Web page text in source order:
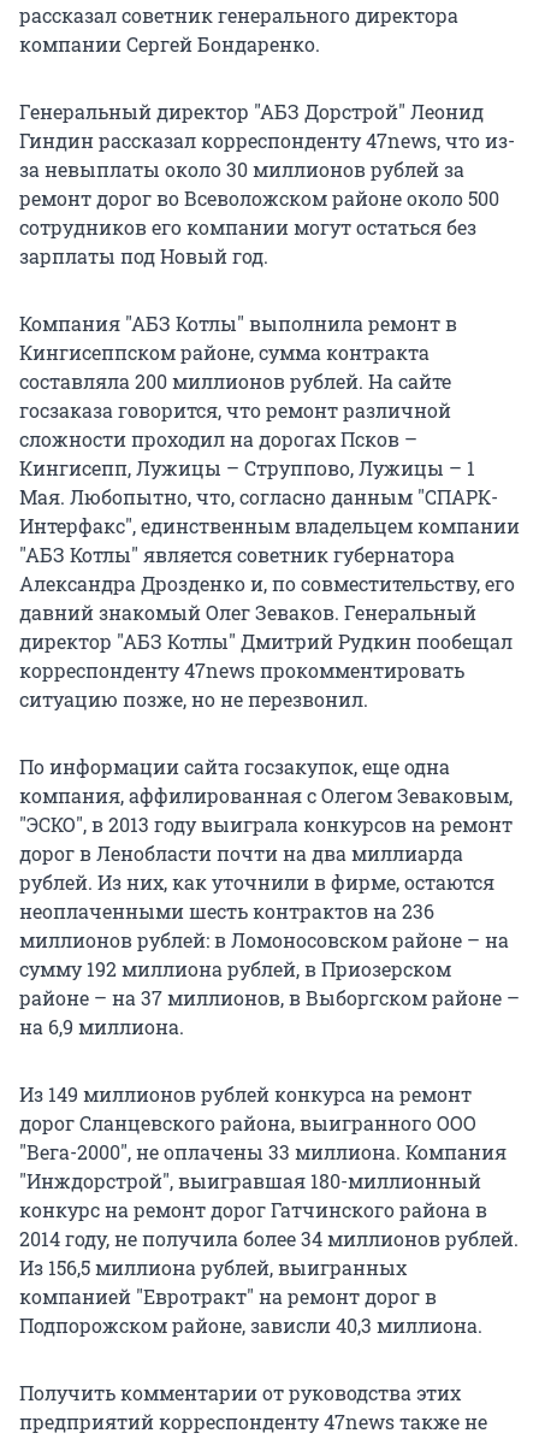
рассказал советник генерального директора
компании Сергей Бондаренко.
Генеральный директор "АБЗ Дорстрой" Леонид
Гиндин рассказал корреспонденту 47news, что из-
за невыплаты около 30 миллионов рублей за
ремонт дорог во Всеволожском районе около 500
сотрудников его компании могут остаться без
зарплаты под Новый год.
Компания "АБЗ Котлы" выполнила ремонт в
Кингисеппском районе, сумма контракта
составляла 200 миллионов рублей. На сайте
госзаказа говорится, что ремонт различной
сложности проходил на дорогах Псков –
Кингисепп, Лужицы – Струппово, Лужицы – 1
Мая. Любопытно, что, согласно данным "СПАРК-
Интерфакс", единственным владельцем компании
"АБЗ Котлы" является советник губернатора
Александра Дрозденко и, по совместительству, его
давний знакомый Олег Зеваков. Генеральный
директор "АБЗ Котлы" Дмитрий Рудкин пообещал
корреспонденту 47news прокомментировать
ситуацию позже, но не перезвонил.
По информации сайта госзакупок, еще одна
компания, аффилированная с Олегом Зеваковым,
"ЭСКО", в 2013 году выиграла конкурсов на ремонт
дорог в Ленобласти почти на два миллиарда
рублей. Из них, как уточнили в фирме, остаются
неоплаченными шесть контрактов на 236
миллионов рублей: в Ломоносовском районе – на
сумму 192 миллиона рублей, в Приозерском
районе – на 37 миллионов, в Выборгском районе –
на 6,9 миллиона.
Из 149 миллионов рублей конкурса на ремонт
дорог Сланцевского района, выигранного ООО
"Вега-2000", не оплачены 33 миллиона. Компания
"Инждорстрой", выигравшая 180-миллионный
конкурс на ремонт дорог Гатчинского района в
2014 году, не получила более 34 миллионов рублей.
Из 156,5 миллиона рублей, выигранных
компанией "Евротракт" на ремонт дорог в
Подпорожском районе, зависли 40,3 миллиона.
Получить комментарии от руководства этих
предприятий корреспонденту 47news также не